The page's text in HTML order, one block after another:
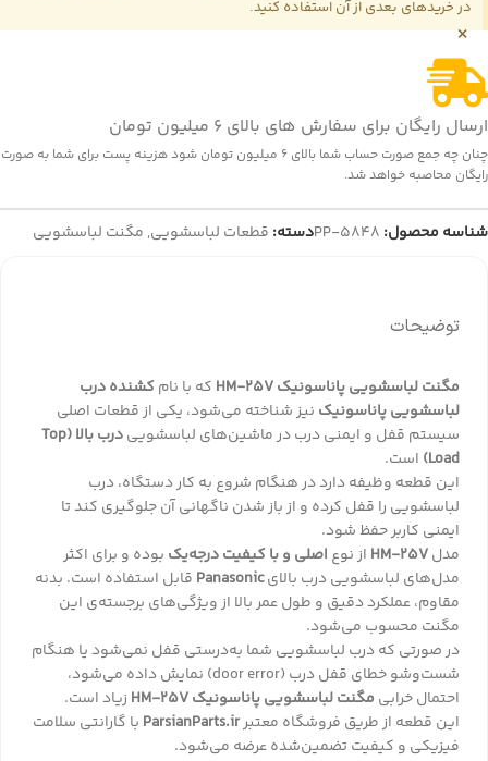
در خریدهای بعدی از آن استفاده کنید.
×
ارسال رایگان برای سفارش های بالای 6 میلیون تومان
چنان چه جمع صورت حساب شما بالای 6 میلیون تومان شود هزینه پست برای شما به صورت
رایگان محاصبه خواهد شد.
شناسه محصول: PP-5848دسته: قطعات لباسشویی, مگنت لباسشویی
توضیحات
مگنت لباسشویی پاناسونیک HM-25V که با نامکشنده درب
لباسشویی پاناسونیک نیز شناخته می‌شود، یکی از قطعات اصلی
سیستم قفل و ایمنی درب در ماشین‌های لباسشویی
درب بالا (Top
Load) است.
این قطعه وظیفه دارد در هنگام شروع به کار دستگاه، درب
لباسشویی را قفل کرده و از باز شدن ناگهانی آن جلوگیری کند تا
ایمنی کاربر حفظ شود.
مدلHM-25V از نوع اصلی و با کیفیت درجه‌یک بوده و برای اکثر
مدل‌های لباسشویی درب بالایPanasonic قابل استفاده است. بدنه
مقاوم، عملکرد دقیق و طول عمر بالا از ویژگی‌های برجسته‌ی این
مگنت محسوب می‌شود.
در صورتی که درب لباسشویی شما به‌درستی قفل نمی‌شود یا هنگام
شست‌وشو خطای قفل درب (door error) نمایش داده می‌شود،
احتمال خرابی مگنت لباسشویی پاناسونیک HM-25V
زیاد است.
این قطعه از طریق فروشگاه معتبرParsianParts.ir با گارانتی سلامت
فیزیکی و کیفیت تضمین‌شده عرضه می‌شود.